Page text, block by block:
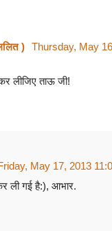
) Thursday, May
लीजिए ताऊ जी!
May 17, 2013
ली गई है:), आभार.